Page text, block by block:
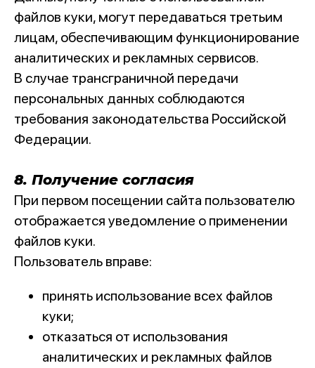
файлов куки, могут передаваться третьим
лицам, обеспечивающим функционирование
аналитических и рекламных сервисов.
В случае трансграничной передачи
персональных данных соблюдаются
требования законодательства Российской
Федерации.
8. Получение согласия
При первом посещении сайта пользователю
отображается уведомление о применении
файлов куки.
Пользователь вправе:
принять использование всех файлов
куки;
отказаться от использования
аналитических и рекламных файлов